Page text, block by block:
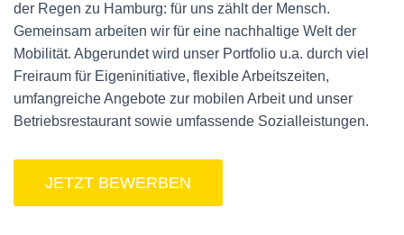
der Regen zu Hamburg: für uns zählt der Mensch.
Gemeinsam arbeiten wir für eine nachhaltige Welt der
Mobilität. Abgerundet wird unser Portfolio u.a. durch viel
Freiraum für Eigeninitiative, flexible Arbeitszeiten,
umfangreiche Angebote zur mobilen Arbeit und unser
Betriebsrestaurant sowie umfassende Sozialleistungen.